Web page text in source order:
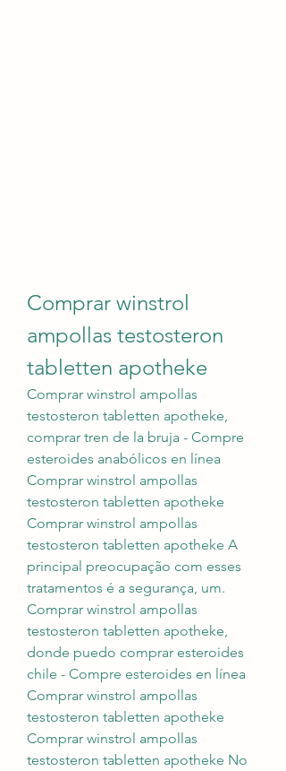
Comprar winstrol
ampollas testosteron
tabletten apotheke
Comprar winstrol ampollas
testosteron tabletten apotheke,
comprar tren de la bruja - Compre
esteroides anabólicos en línea
Comprar winstrol ampollas
testosteron tabletten apotheke
Comprar winstrol ampollas
testosteron tabletten apotheke A
principal preocupação com esses
tratamentos é a segurança, um.
Comprar winstrol ampollas
testosteron tabletten apotheke,
donde puedo comprar esteroides
chile - Compre esteroides en línea
Comprar winstrol ampollas
testosteron tabletten apotheke
Comprar winstrol ampollas
testosteron tabletten apotheke No